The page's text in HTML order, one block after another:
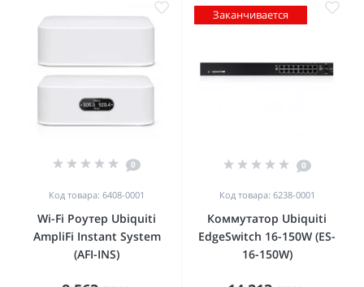
0
Код товара: 6408-0001
Wi-Fi Роутер Ubiquiti
AmpliFi Instant System
(AFI-INS)
Заканчивается
0
Код товара: 6238-0001
Коммутатор Ubiquiti
EdgeSwitch 16-150W (ES-
16-150W)